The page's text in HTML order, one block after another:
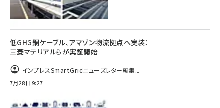
低GHG銅ケーブル、アマゾン物流拠点へ実装：
三菱マテリアルらが実証開始
インプレスSmartGridニューズレター編集...
7月28日 9:27